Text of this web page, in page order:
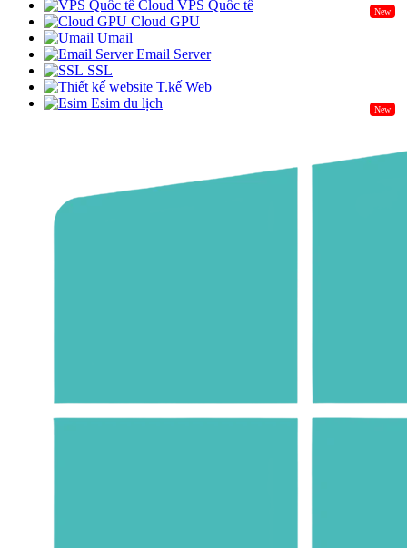
Cloud VPS Quốc tế New
Cloud GPU
Umail
Email Server
SSL
T.kế Web
Esim du lịch
New